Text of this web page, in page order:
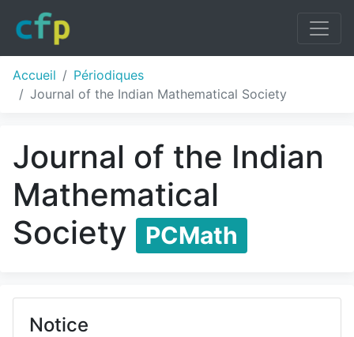
Accueil
Périodiques
Journal of the Indian Mathematical Society
Journal of the Indian
Mathematical
Society
PCMath
Notice